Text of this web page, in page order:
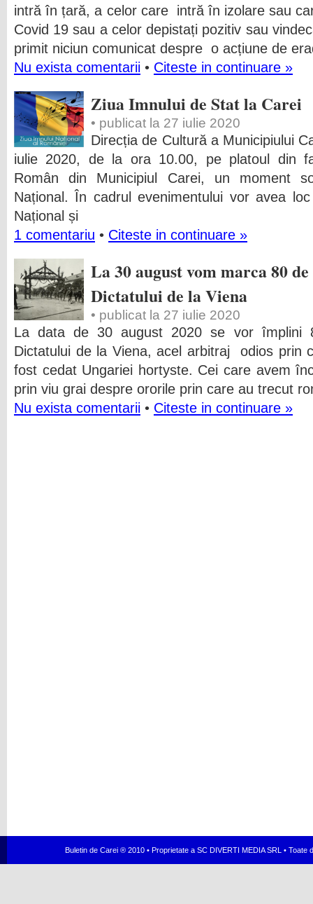
intră în țară, a celor care intră în izolare sau
Covid 19 sau a celor depistați pozitiv sau
primit niciun comunicat despre o acțiune de
Nu exista comentarii • Citeste in continuare »
Ziua Imnului de Stat la Carei
• publicat la 27 iulie 2020
Direcția de Cultură a Municipiului
iulie 2020, de la ora 10.00, pe platoul din
Român din Municipiul Carei, un moment
Național. În cadrul evenimentului vor avea
Național și
1 comentariu • Citeste in continuare »
La 30 august vom marca 80
Dictatului de la Viena
• publicat la 27 iulie 2020
La data de 30 august 2020 se vor împlini
Dictatului de la Viena, acel arbitraj odios prin
fost cedat Ungariei hortyste. Cei care avem
prin viu grai despre ororile prin care au trecut
Nu exista comentarii • Citeste in continuare »
Buletin de Carei ® 2010 • Proprietate a SC DIVERTI MEDIA SRL •